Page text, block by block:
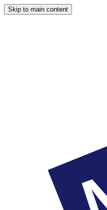
Skip to main content